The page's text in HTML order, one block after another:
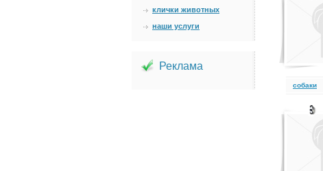
клички животных
наши услуги
Реклама
cобаки